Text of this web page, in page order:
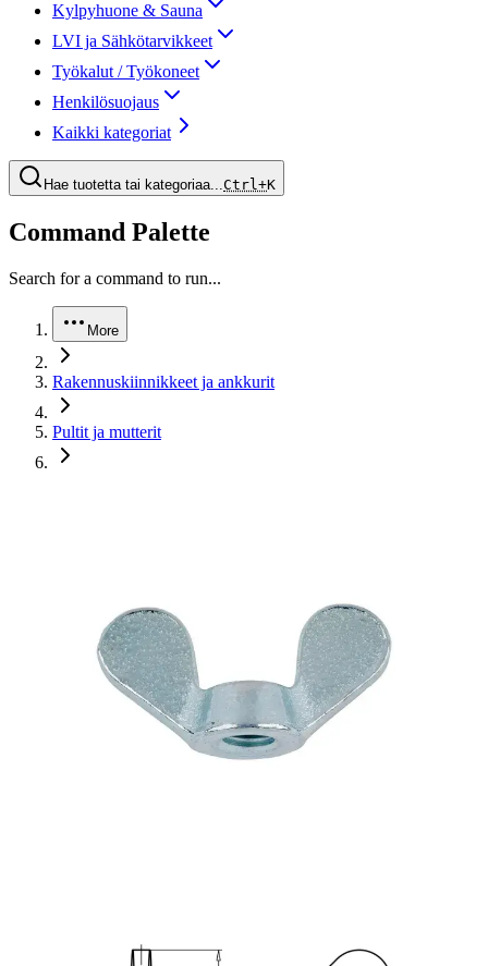
Kylpyhuone & Sauna
LVI ja Sähkötarvikkeet
Työkalut / Työkoneet
Henkilösuojaus
Kaikki kategoriat
Hae tuotetta tai kategoriaa...Ctrl+K
Command Palette
Search for a command to run...
More
Rakennuskiinnikkeet ja ankkurit
Pultit ja mutterit